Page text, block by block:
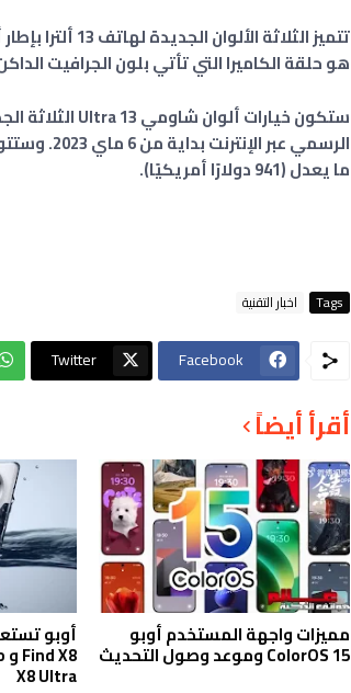
تتميز الثلاثة
هو حلقة الكاميرا التي تأتي بلون الجرافيت
ما يعدل (941 دولارًا أمريكيًا).
Tags اخبار التقنية
Facebook
Twitter
أقرأ أيضاً
مميزات واجهة المستخدم أوبو
ColorOS 15 وموعد وصول التحديث
X8 Ultra